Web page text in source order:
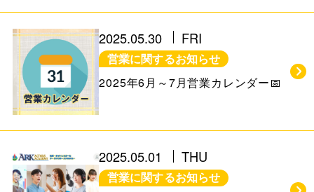
2025.05.30 FRI
営業に関するお知らせ
2025年6月～7月営業カレンダー📅
2025.05.01 THU
営業に関するお知らせ